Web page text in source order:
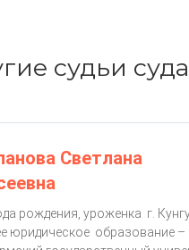
судьи суда
Светлана
рождения, уроженка г.
юридическое образование –